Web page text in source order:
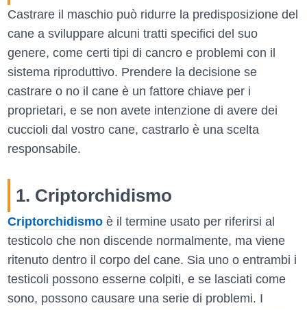
Castrare il maschio può ridurre la predisposizione del
cane a sviluppare alcuni tratti specifici del suo
genere, come certi tipi di cancro e problemi con il
sistema riproduttivo. Prendere la decisione se
castrare o no il cane è un fattore chiave per i
proprietari, e se non avete intenzione di avere dei
cuccioli dal vostro cane, castrarlo è una scelta
responsabile.
1. Criptorchidismo
Criptorchidismo è il termine usato per riferirsi al
testicolo che non discende normalmente, ma viene
ritenuto dentro il corpo del cane. Sia uno o entrambi i
testicoli possono esserne colpiti, e se lasciati come
sono, possono causare una serie di problemi. I